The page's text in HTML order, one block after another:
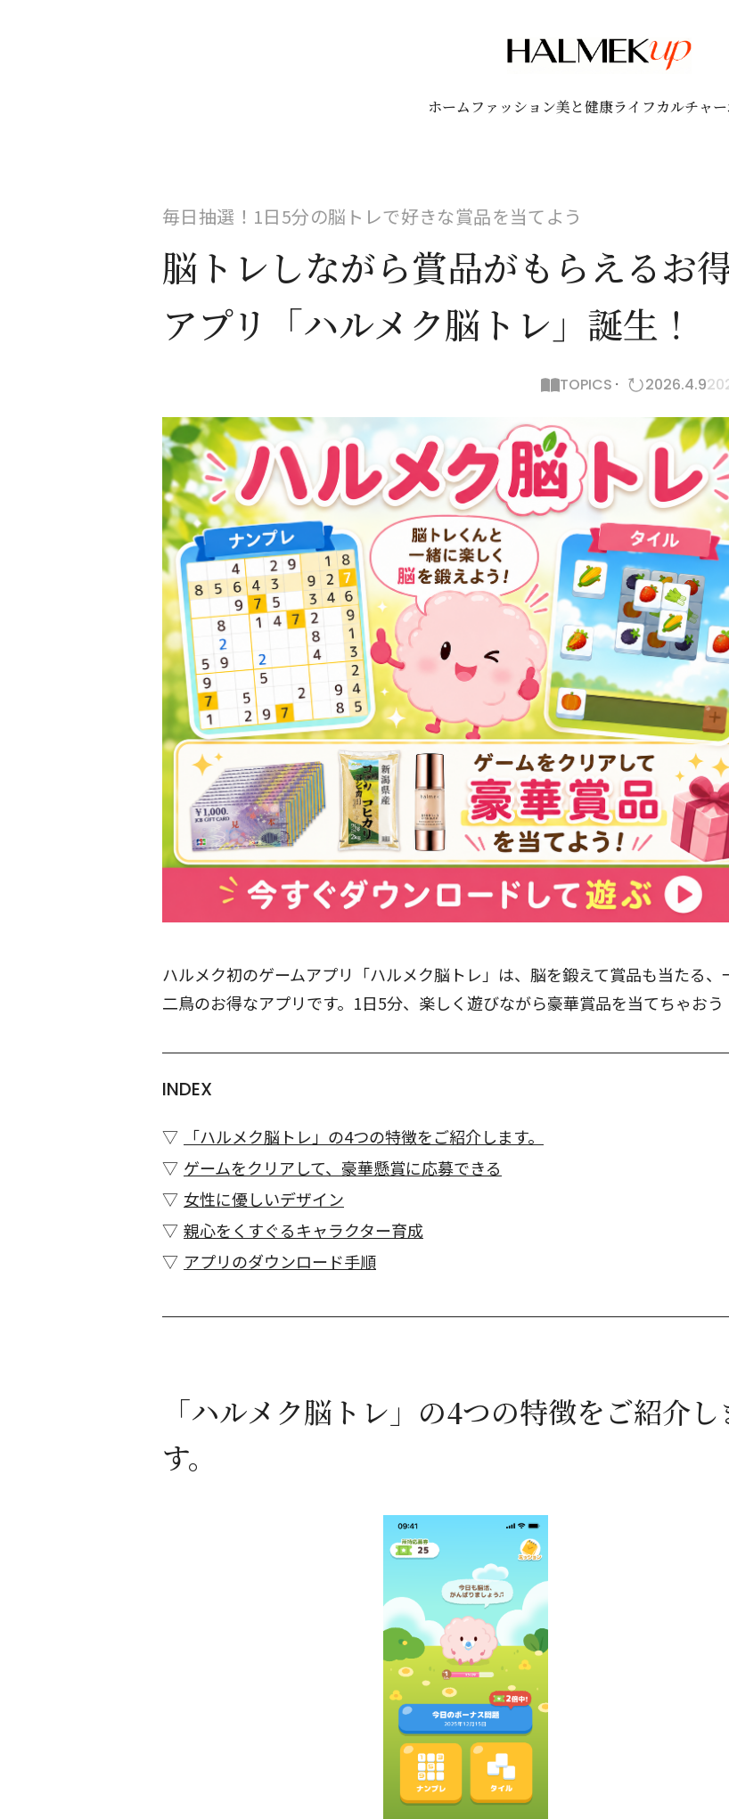
ホーム ファッション美と健康ライフカルチャー
毎日抽選！1日5分の脳トレで好きな賞品を当てよう
脳トレしながら賞品がもらえるお
アプリ「ハルメク脳トレ」誕生！
TOPICS 2026.4.9
ハルメク初のゲームアプリ「ハルメク脳トレ」は、脳を鍛えて賞品も当たる、
二鳥のお得なアプリです。1日5分、楽しく遊びながら豪華賞品を当てちゃおう
INDEX
「ハルメク脳トレ」の4つの特徴をご紹介します。
ゲームをクリアして、豪華懸賞に応募できる
女性に優しいデザイン
親心をくすぐるキャラクター育成
アプリのダウンロード手順
「ハルメク脳トレ」の4つの特徴をご紹介し
す。